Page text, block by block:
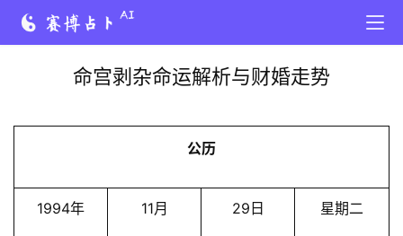
命宫剥杂命运解析与财婚走势
公历
1994年 11月 29日 星期二